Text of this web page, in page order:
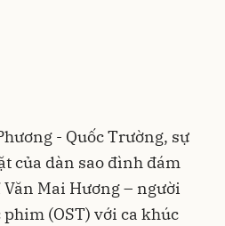
- Quốc Trường, sự
của dàn sao đình đám
Mai Hương – người
(OST) với ca khúc